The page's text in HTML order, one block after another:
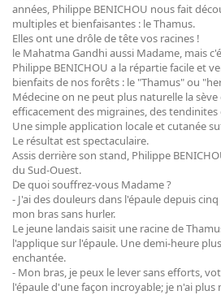
années, Philippe BENICHOU nous fait
multiples et bienfaisantes : le Thamus.
Elles ont une drôle de tête vos racines !
le Mahatma Gandhi aussi Madame, mais
Philippe BENICHOU a la répartie facile et
bienfaits de nos forêts : le "Thamus" ou
Médecine on ne peut plus naturelle la
efficacement des migraines, des
Une simple application locale et cutanée
Le résultat est spectaculaire.
Assis derrière son stand, Philippe
du Sud-Ouest.
De quoi souffrez-vous Madame ?
- J'ai des douleurs dans l'épaule depuis
mon bras sans hurler.
Le jeune landais saisit une racine de
l'applique sur l'épaule. Une demi-heure
enchantée.
- Mon bras, je peux le lever sans efforts,
l'épaule d'une façon incroyable; je n'ai plus